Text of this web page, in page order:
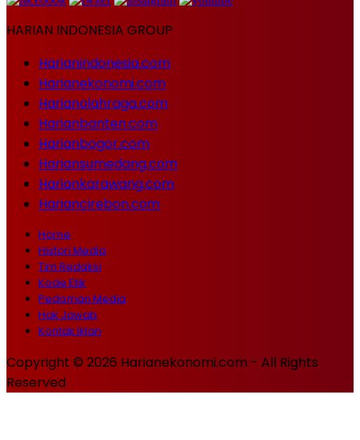
HARIAN INDONESIA GROUP
Harianindonesia.com
Harianekonomi.com
Harianolahraga.com
Harianbanten.com
Harianbogor.com
Hariansumedang.com
Hariankarawang.com
Hariancirebon.com
Home
Histori Media
Tim Redaksi
Kode Etik
Pedoman Media
Hak Jawab
Kontak Iklan
Copyright © 2026 Harianekonomi.com - All Rights
Reserved